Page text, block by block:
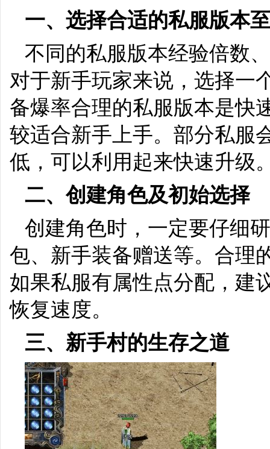
一、选择合适的私服版本
不同的私服版本经验倍数
对于新手玩家来说，选择一
备爆率合理的私服版本是快
较适合新手上手。部分私服
低，可以利用起来快速升级
二、创建角色及初始选择
创建角色时，一定要仔细
包、新手装备赠送等。合理
如果私服有属性点分配，建
恢复速度。
三、新手村的生存之道